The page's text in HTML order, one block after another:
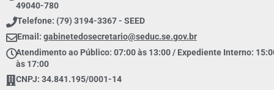
49040-780
Telefone: (79) 3194-3367 - SEED
Email: gabinetedosecretario@seduc.se.gov.br
Atendimento ao Público: 07:00 às 13:00 / Expediente Interno:
às 17:00
CNPJ: 34.841.195/0001-14